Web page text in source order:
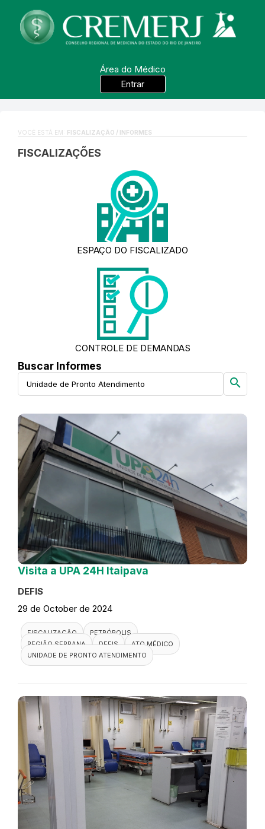
Área do Médico
Entrar
VOCÊ ESTÁ EM: FISCALIZAÇÃO / INFORMES
FISCALIZAÇÕES
ESPAÇO DO FISCALIZADO
CONTROLE DE DEMANDAS
Buscar Informes
search
Visita a UPA 24H Itaipava
DEFIS
29 de October de 2024
FISCALIZAÇÃO
PETRÓPOLIS
REGIÃO SERRANA
DEFIS
ATO MÉDICO
UNIDADE DE PRONTO ATENDIMENTO